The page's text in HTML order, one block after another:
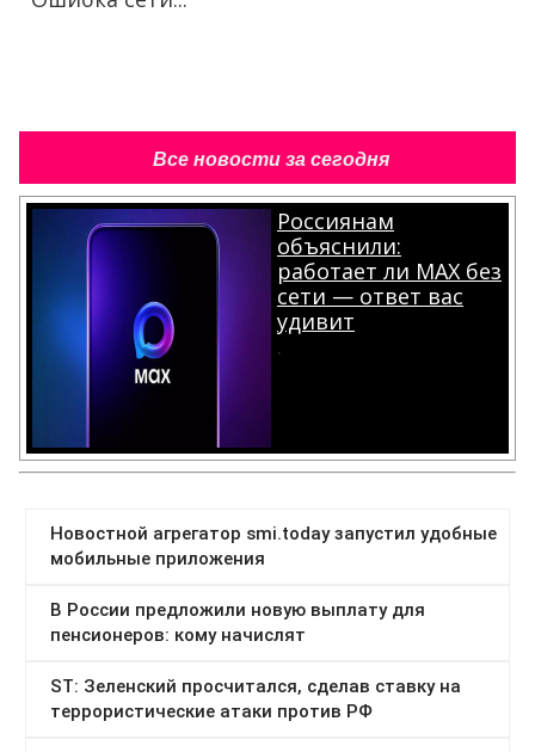
Все новости за сегодня
Россиянам
объяснили:
работает ли MAX без
сети — ответ вас
удивит
.